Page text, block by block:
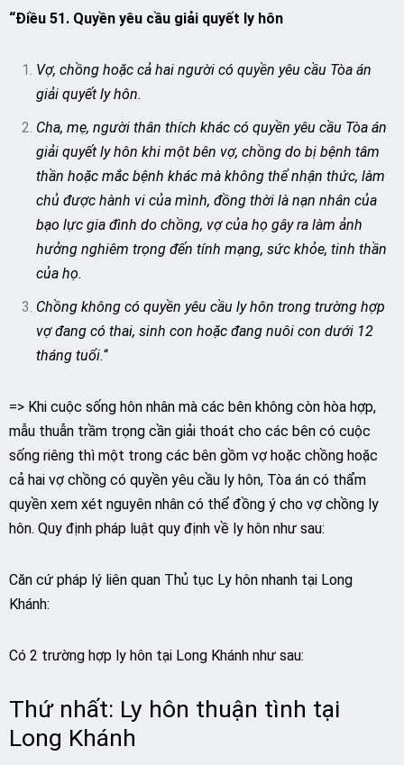
“Điều 51. Quyền yêu cầu giải quyết ly hôn
Vợ, chồng hoặc cả hai người có quyền yêu cầu Tòa án
giải quyết ly hôn.
Cha, mẹ, người thân thích khác có quyền yêu cầu Tòa án
giải quyết ly hôn khi một bên vợ, chồng do bị bệnh tâm
thần hoặc mắc bệnh khác mà không thể nhận thức, làm
chủ được hành vi của mình, đồng thời là nạn nhân của
bạo lực gia đình do chồng, vợ của họ gây ra làm ảnh
hưởng nghiêm trọng đến tính mạng, sức khỏe, tinh thần
của họ.
Chồng không có quyền yêu cầu ly hôn trong trường hợp
vợ đang có thai, sinh con hoặc đang nuôi con dưới 12
tháng tuổi.“
=> Khi cuộc sống hôn nhân mà các bên không còn hòa hợp,
mẫu thuẫn trầm trọng cần giải thoát cho các bên có cuộc
sống riêng thì một trong các bên gồm vợ hoặc chồng hoặc
cả hai vợ chồng có quyền yêu cầu ly hôn, Tòa án có thẩm
quyền xem xét nguyên nhân có thể đồng ý cho vợ chồng ly
hôn. Quy định pháp luật quy định về ly hôn như sau:
Căn cứ pháp lý liên quan Thủ tục Ly hôn nhanh tại Long
Khánh:
Có 2 trường hợp ly hôn tại Long Khánh như sau:
Thứ nhất: Ly hôn thuận tình tại
Long Khánh